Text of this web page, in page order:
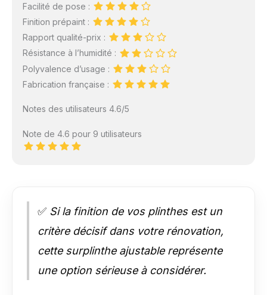
Facilité de pose :
Finition prépaint :
Rapport qualité-prix :
Résistance à l’humidité :
Polyvalence d’usage :
Fabrication française :
Notes des utilisateurs 4.6/5
Note de 4.6 pour 9 utilisateurs
✅ Si la finition de vos plinthes est un
critère décisif dans votre rénovation,
cette surplinthe ajustable représente
une option sérieuse à considérer.